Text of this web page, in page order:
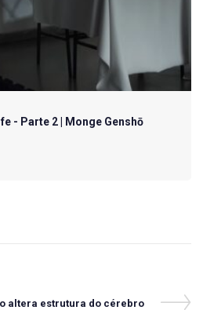
- Parte 2 | Monge Genshō
altera estrutura do cérebro